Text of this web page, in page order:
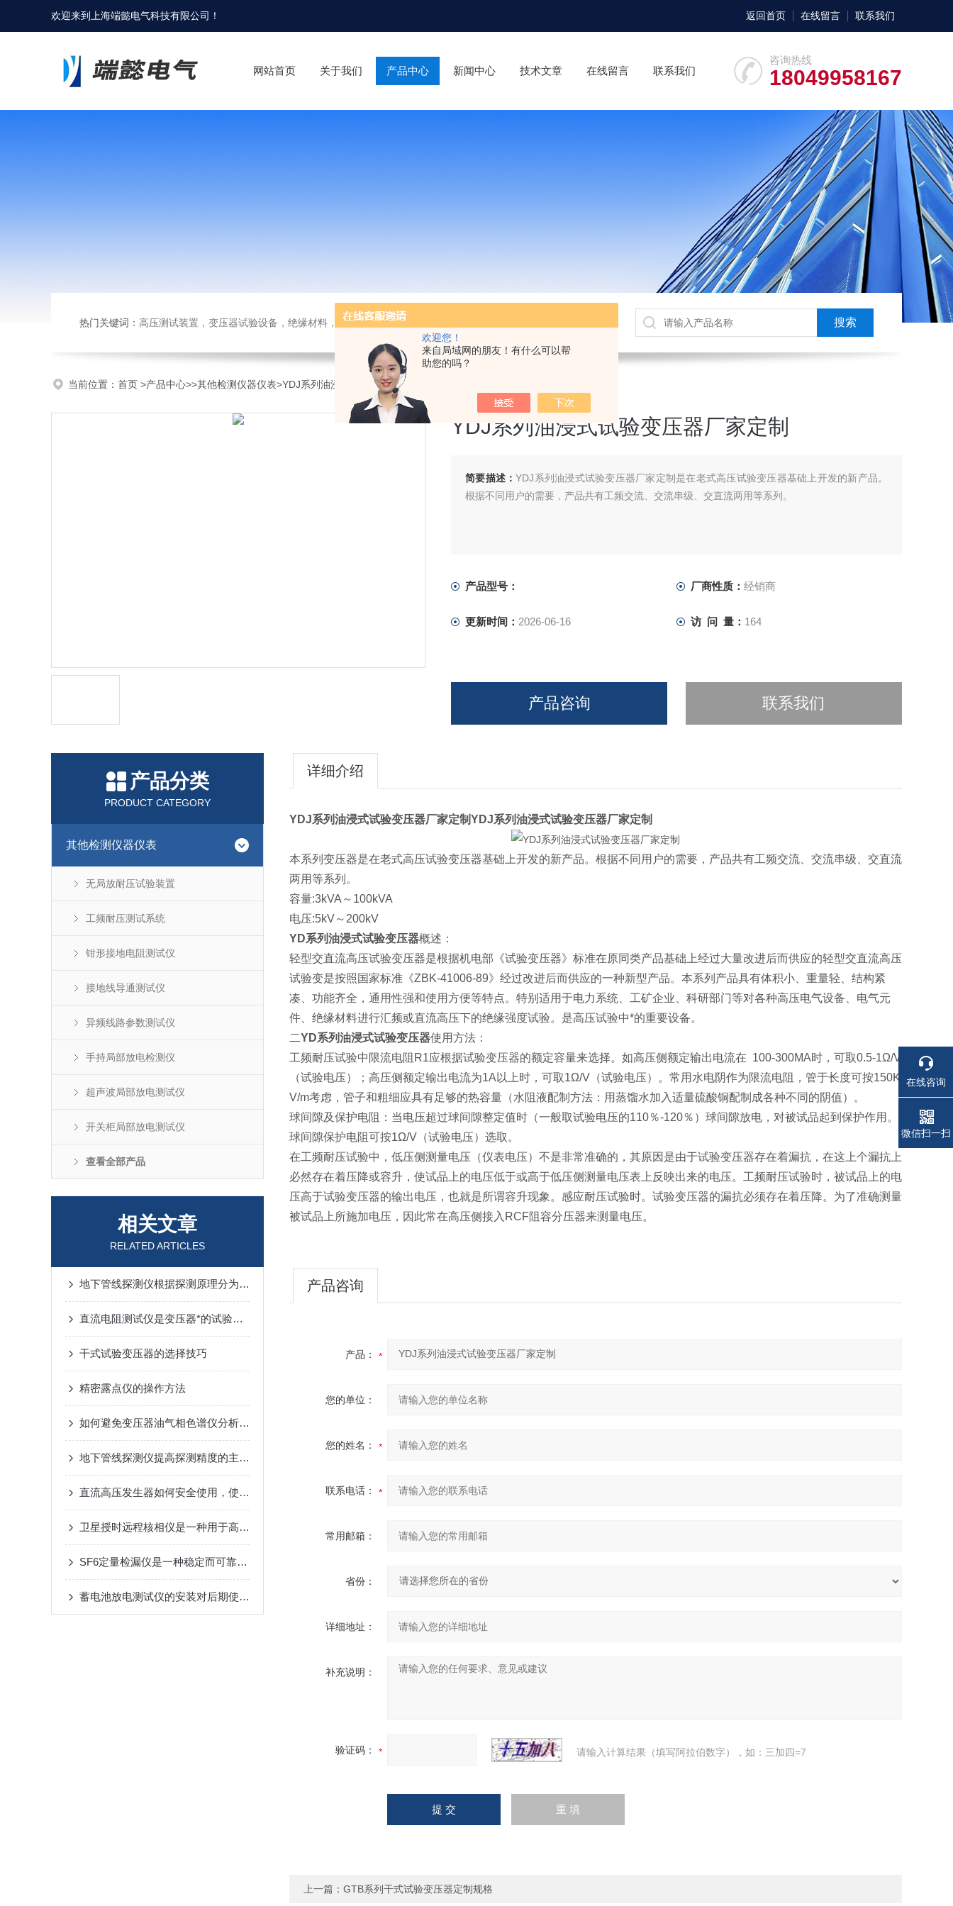
欢迎您！
来自局域网的朋友！有什么可以帮
助您的吗？
欢迎来到 上海端懿电气科技有限公司 ！ 返回首页 在线留言 联系我们
咨询热线
18049958167
网站首页 关于我们 产品中心 新闻中心 技术文章 在线留言 联系我们
热门关键词： 高压测试装置，变压器试验设备，绝缘材料，电子仪器仪表
当前位置： 首页 >产品中心>>其他检测仪器仪表>YDJ系列油浸式试验变压器厂家定制
YDJ系列油浸式试验变压器厂家定制
简要描述：YDJ系列油浸式试验变压器厂家定制是在老式高压试验变压器基础上开发的新产品。
根据不同用户的需要，产品共有工频交流、交流串级、交直流两用等系列。
产品型号： 厂商性质： 经销商
更新时间： 2026-06-16 访 问 量： 164
产品咨询 联系我们
产品分类
PRODUCT CATEGORY
其他检测仪器仪表
无局放耐压试验装置
工频耐压测试系统
钳形接地电阻测试仪
接地线导通测试仪
异频线路参数测试仪
手持局部放电检测仪
超声波局部放电测试仪
开关柜局部放电测试仪
查看全部产品
相关文章
RELATED ARTICLES
地下管线探测仪根据探测原理分为两大类
直流电阻测试仪是变压器*的试验项目
干式试验变压器的选择技巧
精密露点仪的操作方法
如何避免变压器油气相色谱仪分析过程中的误差
地下管线探测仪提高探测精度的主要措施有以下几个方面
直流高压发生器如何安全使用，使用规程是什么？
卫星授时远程核相仪是一种用于高压电力系统中相位测量的先进设备
SF6定量检漏仪是一种稳定而可靠的检测工具
蓄电池放电测试仪的安装对后期使用是有影响的
详细介绍
YDJ系列油浸式试验变压器厂家定制YDJ系列油浸式试验变压器厂家定制
本系列变压器是在老式高压试验变压器基础上开发的新产品。根据不同用户的需要，产品共有工频交流、交流串级、交直流
两用等系列。
容量:3kVA～100kVA
电压:5kV～200kV
YD系列油浸式试验变压器概述：
轻型交直流高压试验变压器是根据机电部《试验变压器》标准在原同类产品基础上经过大量改进后而供应的轻型交直流高压
试验变是按照国家标准《ZBK-41006-89》经过改进后而供应的一种新型产品。本系列产品具有体积小、重量轻、结构紧
凑、功能齐全，通用性强和使用方便等特点。特别适用于电力系统、工矿企业、科研部门等对各种高压电气设备、电气元
件、绝缘材料进行汇频或直流高压下的绝缘强度试验。是高压试验中*的重要设备。
二YD系列油浸式试验变压器使用方法：
工频耐压试验中限流电阻R1应根据试验变压器的额定容量来选择。如高压侧额定输出电流在 100-300MA时，可取0.5-1Ω/V
（试验电压）；高压侧额定输出电流为1A以上时，可取1Ω/V（试验电压）。常用水电阴作为限流电阻，管于长度可按150K
V/m考虑，管子和粗细应具有足够的热容量（水阻液配制方法：用蒸馏水加入适量硫酸铜配制成各种不同的阴值）。
球间隙及保护电阻：当电压超过球间隙整定值时（一般取试验电压的110％-120％）球间隙放电，对被试品起到保护作用。
球间隙保护电阻可按1Ω/V（试验电压）选取。
在工频耐压试验中，低压侧测量电压（仪表电压）不是非常准确的，其原因是由于试验变压器存在着漏抗，在这上个漏抗上
必然存在着压降或容升，使试品上的电压低于或高于低压侧测量电压表上反映出来的电压。工频耐压试验时，被试品上的电
压高于试验变压器的输出电压，也就是所谓容升现象。感应耐压试验时。试验变压器的漏抗必须存在着压降。为了准确测量
被试品上所施加电压，因此常在高压侧接入RCF阻容分压器来测量电压。
产品咨询
产品：
您的单位：
您的姓名：
联系电话：
常用邮箱：
省份：
详细地址：
补充说明：
验证码： 请输入计算结果（填写阿拉伯数字），如：三加四=7
上一篇： GTB系列干式试验变压器定制规格
在线咨询
电话
电话
微信扫一扫